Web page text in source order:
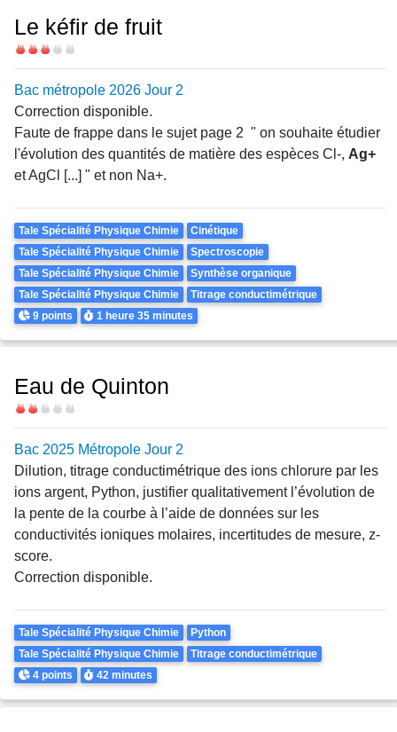
Le kéfir de fruit
Difficulté
Bac métropole 2026 Jour 2
Correction disponible.
Faute de frappe dans le sujet page 2 " on souhaite étudier
l'évolution des quantités de matière des espèces Cl-, Ag+
et AgCl [...] " et non Na+.
Theme
Tale Spécialité Physique Chimie
Cinétique
Tale Spécialité Physique Chimie
Spectroscopie
Tale Spécialité Physique Chimie
Synthèse organique
Tale Spécialité Physique Chimie
Titrage conductimétrique
Points
9 points Durée
1 heure35 minutes
Eau de Quinton
Difficulté
Bac 2025 Métropole Jour 2
Dilution, titrage conductimétrique des ions chlorure par les
ions argent, Python, justifier qualitativement l’évolution de
la pente de la courbe à l’aide de données sur les
conductivités ioniques molaires, incertitudes de mesure, z-
score.
Correction disponible.
Theme
Tale Spécialité Physique Chimie
Python
Tale Spécialité Physique Chimie
Titrage conductimétrique
Points
4 points Durée
42 minutes